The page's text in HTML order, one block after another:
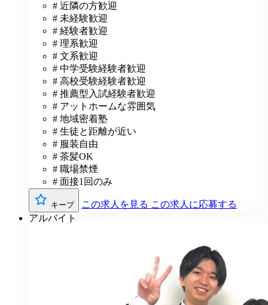
# 近隣の方歓迎
# 未経験歓迎
# 経験者歓迎
# 理系歓迎
# 文系歓迎
# 中学受験経験者歓迎
# 高校受験経験者歓迎
# 推薦型入試経験者歓迎
# アットホームな雰囲気
# 地域密着塾
# 生徒と距離が近い
# 服装自由
# 茶髪OK
# 職場禁煙
# 面接1回のみ
キープ この求人を見る この求人に応募する
アルバイト